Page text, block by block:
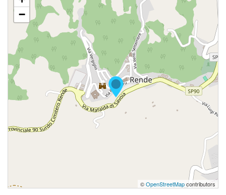
−
©OpenStreetMapcontributors